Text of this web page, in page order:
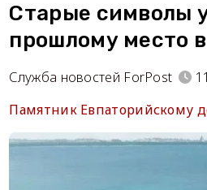
Старые символы
прошлому место
Служба новостей ForPost
Памятник Евпаторийскому